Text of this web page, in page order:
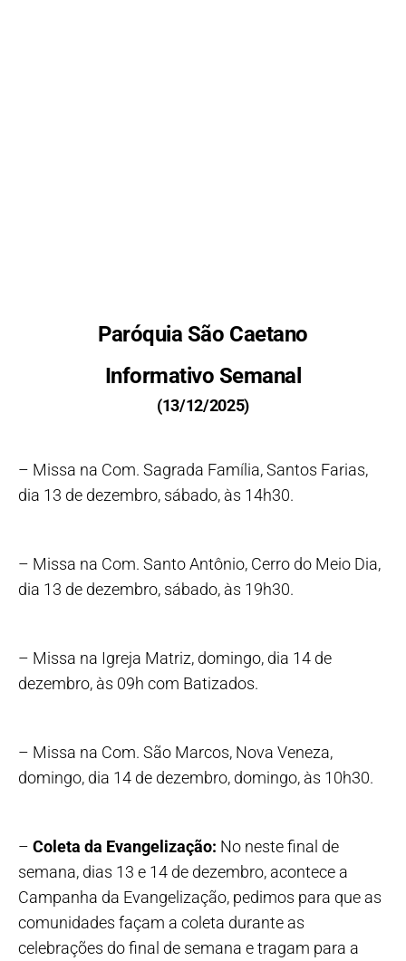
Paróquia São Caetano
Informativo Semanal
(13/12/2025)
– Missa na Com. Sagrada Família, Santos Farias,
dia 13 de dezembro, sábado, às 14h30.
– Missa na Com. Santo Antônio, Cerro do Meio Dia,
dia 13 de dezembro, sábado, às 19h30.
– Missa na Igreja Matriz, domingo, dia 14 de
dezembro, às 09h com Batizados.
– Missa na Com. São Marcos, Nova Veneza,
domingo, dia 14 de dezembro, domingo, às 10h30.
– Coleta da Evangelização: No neste final de
semana, dias 13 e 14 de dezembro, acontece a
Campanha da Evangelização, pedimos para que as
comunidades façam a coleta durante as
celebrações do final de semana e tragam para a